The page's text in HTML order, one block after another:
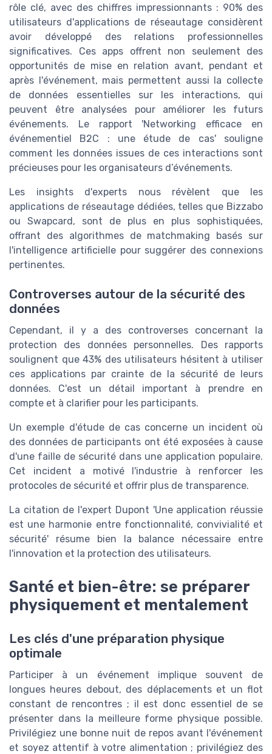
rôle clé, avec des chiffres impressionnants : 90% des
utilisateurs d'applications de réseautage considèrent
avoir développé des relations professionnelles
significatives. Ces apps offrent non seulement des
opportunités de mise en relation avant, pendant et
après l'événement, mais permettent aussi la collecte
de données essentielles sur les interactions, qui
peuvent être analysées pour améliorer les futurs
événements. Le rapport 'Networking efficace en
événementiel B2C : une étude de cas' souligne
comment les données issues de ces interactions sont
précieuses pour les organisateurs d’événements.
Les insights d'experts nous révèlent que les
applications de réseautage dédiées, telles que Bizzabo
ou Swapcard, sont de plus en plus sophistiquées,
offrant des algorithmes de matchmaking basés sur
l'intelligence artificielle pour suggérer des connexions
pertinentes.
Controverses autour de la sécurité des
données
Cependant, il y a des controverses concernant la
protection des données personnelles. Des rapports
soulignent que 43% des utilisateurs hésitent à utiliser
ces applications par crainte de la sécurité de leurs
données. C'est un détail important à prendre en
compte et à clarifier pour les participants.
Un exemple d'étude de cas concerne un incident où
des données de participants ont été exposées à cause
d'une faille de sécurité dans une application populaire.
Cet incident a motivé l'industrie à renforcer les
protocoles de sécurité et offrir plus de transparence.
La citation de l'expert Dupont 'Une application réussie
est une harmonie entre fonctionnalité, convivialité et
sécurité' résume bien la balance nécessaire entre
l'innovation et la protection des utilisateurs.
Santé et bien-être: se préparer
physiquement et mentalement
Les clés d'une préparation physique
optimale
Participer à un événement implique souvent de
longues heures debout, des déplacements et un flot
constant de rencontres ; il est donc essentiel de se
présenter dans la meilleure forme physique possible.
Privilégiez une bonne nuit de repos avant l'événement
et soyez attentif à votre alimentation ; privilégiez des